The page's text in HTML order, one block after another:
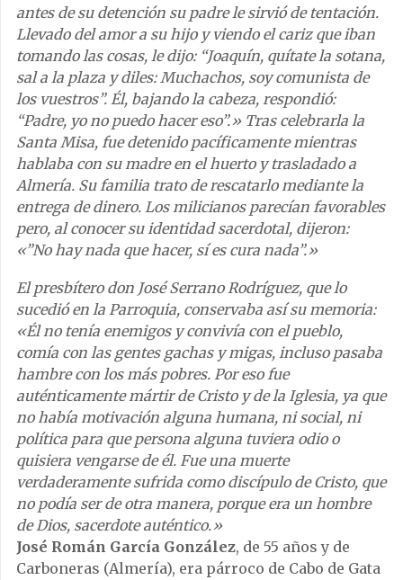
antes de su detención su padre le sirvió de tentación.
Llevado del amor a su hijo y viendo el cariz que iban
tomando las cosas, le dijo: “Joaquín, quítate la sotana,
sal a la plaza y diles: Muchachos, soy comunista de
los vuestros”. Él, bajando la cabeza, respondió:
“Padre, yo no puedo hacer eso”.» Tras celebrarla la
Santa Misa, fue detenido pacíficamente mientras
hablaba con su madre en el huerto y trasladado a
Almería. Su familia trato de rescatarlo mediante la
entrega de dinero. Los milicianos parecían favorables
pero, al conocer su identidad sacerdotal, dijeron:
«”No hay nada que hacer, sí es cura nada”.»
El presbítero don José Serrano Rodríguez, que lo
sucedió en la Parroquia, conservaba así su memoria:
«Él no tenía enemigos y convivía con el pueblo,
comía con las gentes gachas y migas, incluso pasaba
hambre con los más pobres. Por eso fue
auténticamente mártir de Cristo y de la Iglesia, ya que
no había motivación alguna humana, ni social, ni
política para que persona alguna tuviera odio o
quisiera vengarse de él. Fue una muerte
verdaderamente sufrida como discípulo de Cristo, que
no podía ser de otra manera, porque era un hombre
de Dios, sacerdote auténtico.»
José Román García González, de 55 años y de
Carboneras (Almería), era párroco de Cabo de Gata